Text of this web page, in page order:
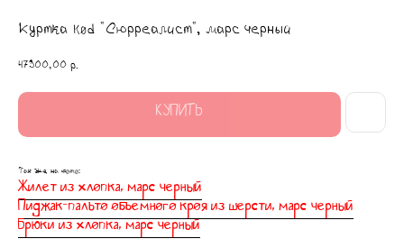
Куртка kod "Сюрреалист", марс черный
47900,00 р.
КУПИТЬ
Так же на фото:
Жилет из хлопка, марс черный
Пиджак-пальто объемного кроя из шерсти, марс черный
Брюки из хлопка, марс черный